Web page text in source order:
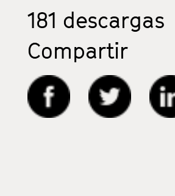
181 descargas
Compartir